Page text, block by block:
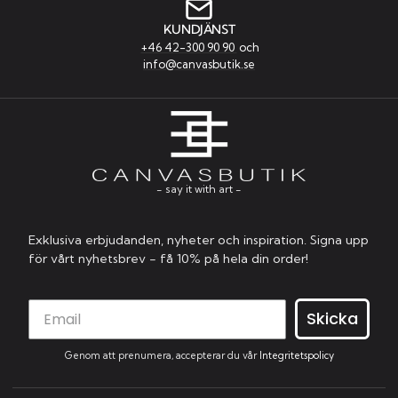
KUNDJÄNST
+46 42-300 90 90 och
info@canvasbutik.se
- say it with art -
Exklusiva erbjudanden, nyheter och inspiration. Signa upp
för vårt nyhetsbrev - få 10% på hela din order!
Skicka
Genom att prenumera, accepterar du vår Integritetspolicy